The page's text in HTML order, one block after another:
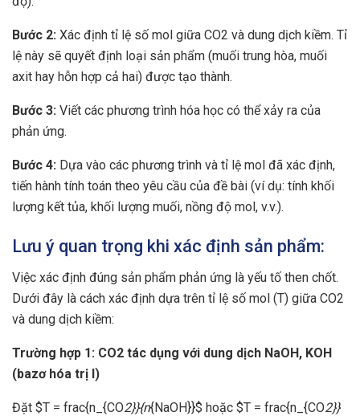
Bước 2: Xác định tỉ lệ số mol giữa CO2 và dung dịch kiềm. Tỉ
lệ này sẽ quyết định loại sản phẩm (muối trung hòa, muối
axit hay hỗn hợp cả hai) được tạo thành.
Bước 3: Viết các phương trình hóa học có thể xảy ra của
phản ứng.
Bước 4: Dựa vào các phương trình và tỉ lệ mol đã xác định,
tiến hành tính toán theo yêu cầu của đề bài (ví dụ: tính khối
lượng kết tủa, khối lượng muối, nồng độ mol, v.v.).
Lưu ý quan trọng khi xác định sản phẩm:
Việc xác định đúng sản phẩm phản ứng là yếu tố then chốt.
Dưới đây là cách xác định dựa trên tỉ lệ số mol (T) giữa CO2
và dung dịch kiềm:
Trường hợp 1: CO2 tác dụng với dung dịch NaOH, KOH
(bazơ hóa trị I)
Đặt $T = frac{n_{CO2}}{n{NaOH}}$ hoặc $T = frac{n_{CO2}}